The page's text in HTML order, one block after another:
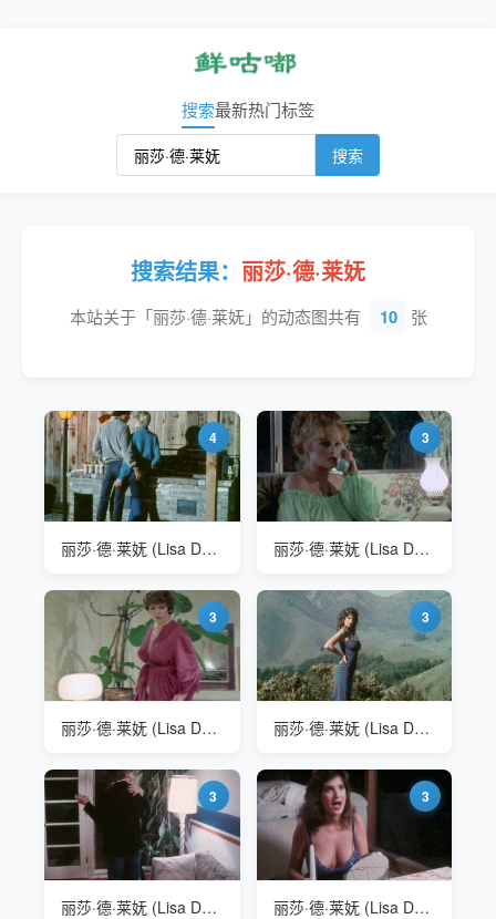
搜索最新热门标签
搜索
搜索结果： 丽莎·德·莱妩
本站关于「丽莎·德·莱妩」的动态图共有 10 张
4
丽莎·德·莱妩 (Lisa De Leeuw)
3
丽莎·德·莱妩 (Lisa De Leeuw)
3
丽莎·德·莱妩 (Lisa De Leeuw)
3
丽莎·德·莱妩 (Lisa De Leeuw)
3
丽莎·德·莱妩 (Lisa De Leeuw)
3
丽莎·德·莱妩 (Lisa De Leeuw)